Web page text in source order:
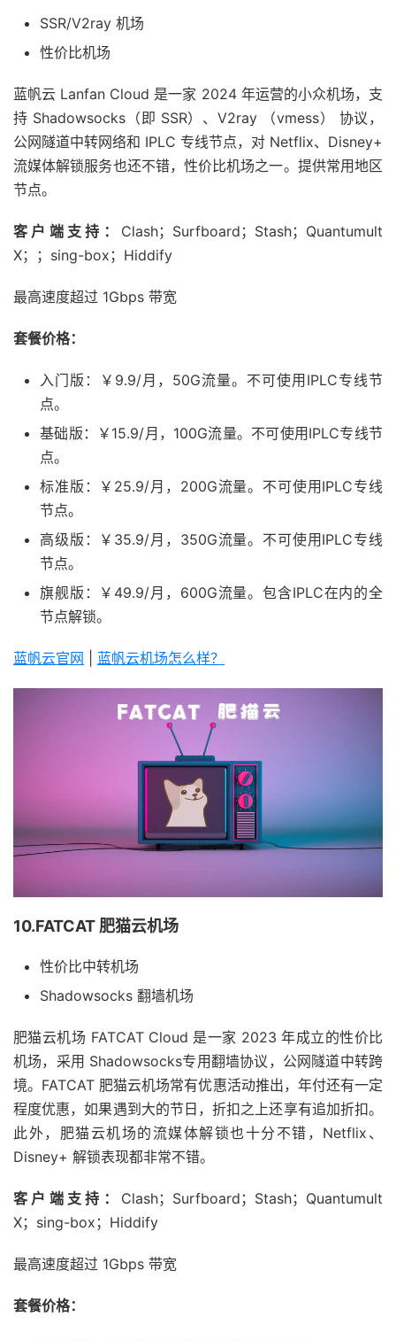
SSR/V2ray 机场
性价比机场
蓝帆云 Lanfan Cloud 是一家 2024 年运营的小众机场，支
持 Shadowsocks（即 SSR）、V2ray （vmess） 协议，
公网隧道中转网络和 IPLC 专线节点，对 Netflix、Disney+
流媒体解锁服务也还不错，性价比机场之一。提供常用地区
节点。
客户端支持： Clash；Surfboard；Stash；Quantumult
X；；sing-box；Hiddify
最高速度超过 1Gbps 带宽
套餐价格：
入门版：￥9.9/月，50G流量。不可使用IPLC专线节
点。
基础版：￥15.9/月，100G流量。不可使用IPLC专线节
点。
标准版：￥25.9/月，200G流量。不可使用IPLC专线
节点。
高级版：￥35.9/月，350G流量。不可使用IPLC专线
节点。
旗舰版：￥49.9/月，600G流量。包含IPLC在内的全
节点解锁。
蓝帆云官网 蓝帆云机场怎么样？
10.FATCAT 肥猫云机场
性价比中转机场
Shadowsocks 翻墙机场
肥猫云机场 FATCAT Cloud 是一家 2023 年成立的性价比
机场，采用 Shadowsocks专用翻墙协议，公网隧道中转跨
境。FATCAT 肥猫云机场常有优惠活动推出，年付还有一定
程度优惠，如果遇到大的节日，折扣之上还享有追加折扣。
此外，肥猫云机场的流媒体解锁也十分不错，Netflix、
Disney+ 解锁表现都非常不错。
客户端支持： Clash；Surfboard；Stash；Quantumult
X；sing-box；Hiddify
最高速度超过 1Gbps 带宽
套餐价格：